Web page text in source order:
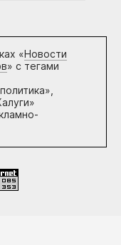
«Новости
» с тегами